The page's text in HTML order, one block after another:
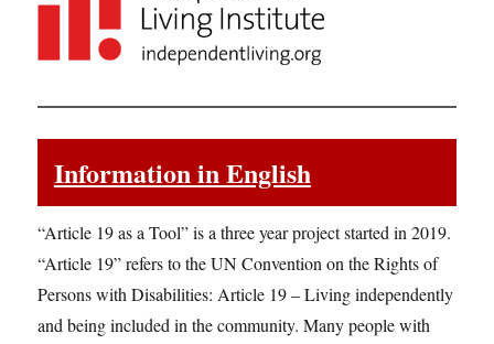
Information in English
“Article 19 as a Tool” is a three year project started in 2019.
“Article 19” refers to the UN Convention on the Rights of
Persons with Disabilities: Article 19 – Living independently
and being included in the community. Many people with